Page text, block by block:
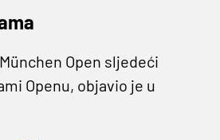
Open sljedeći
Openu, objavio je u